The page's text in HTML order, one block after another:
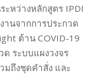
หว่างหลักสูตร IPDI
านจากการประกวด
ต้าน COVID-19
ระบบแผงวงจร
ถึงชุดคำสั่ง และ